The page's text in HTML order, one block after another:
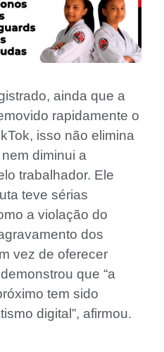
ainda que a
rapidamente o
isso não elimina
diminui a
trabalhador. Ele
teve sérias
a violação do
dos
vez de oferecer
que “a
tem sido
digital”, afirmou.